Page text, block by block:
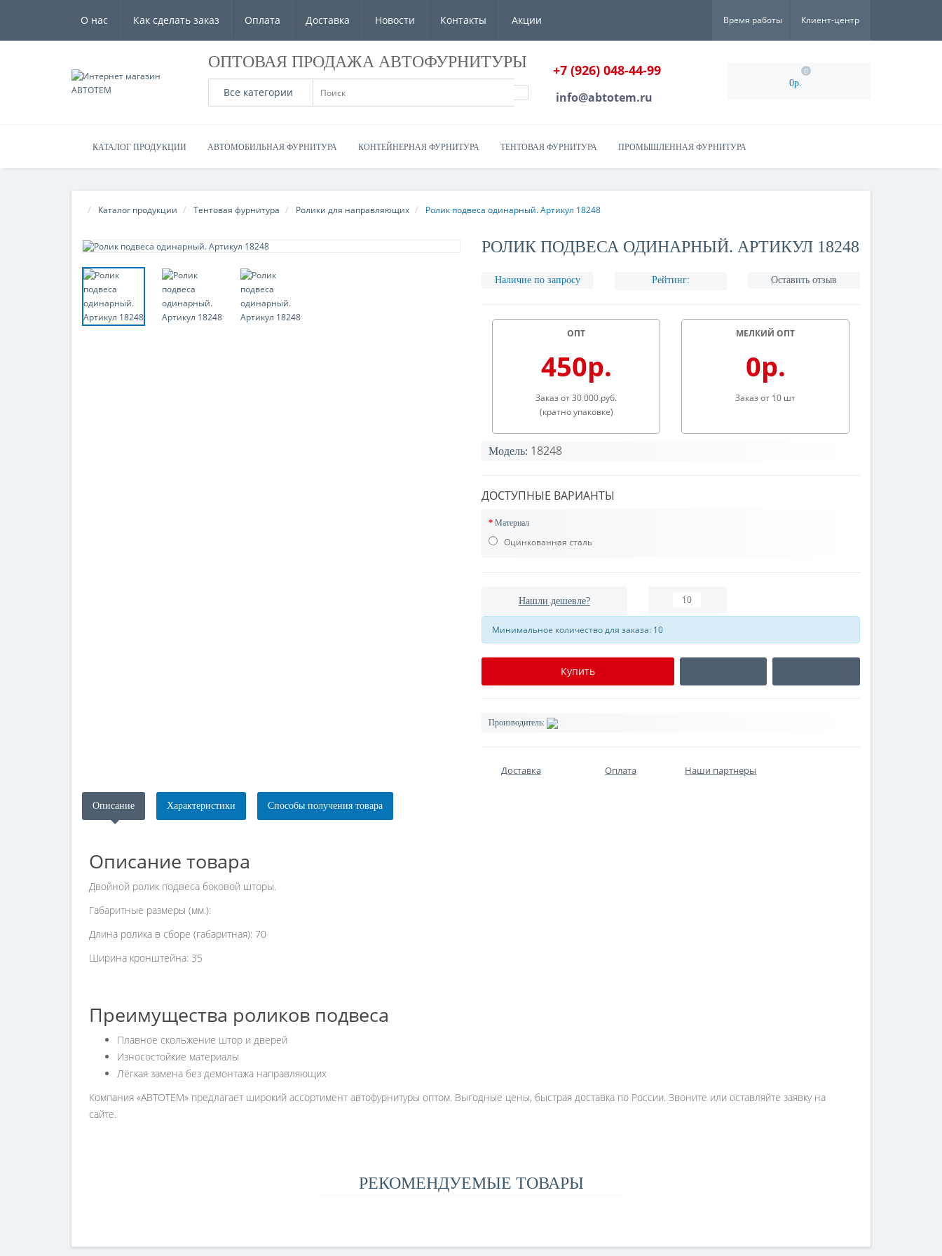
О нас Как сделать заказ Оплата Доставка Новости Контакты Акции Время работы Клиент-центр
ОПТОВАЯ ПРОДАЖА АВТОФУРНИТУРЫ
Все категории
+7 (926) 048-44-99
info@abtotem.ru
0р.
0
КАТАЛОГ ПРОДУКЦИИ АВТОМОБИЛЬНАЯ ФУРНИТУРА КОНТЕЙНЕРНАЯ ФУРНИТУРА ТЕНТОВАЯ ФУРНИТУРА ПРОМЫШЛЕННАЯ ФУРНИТУРА
Каталог продукции Тентовая фурнитура Ролики для направляющих Ролик подвеса одинарный. Артикул 18248
РОЛИК ПОДВЕСА ОДИНАРНЫЙ. АРТИКУЛ 18248
Наличие по запросу Рейтинг: Оставить отзыв
ОПТ
450р.
Заказ от 30 000 руб.
(кратно упаковке)
МЕЛКИЙ ОПТ
0р.
Заказ от 10 шт
Модель: 18248
ДОСТУПНЫЕ ВАРИАНТЫ
Материал
Оцинкованная сталь
Нашли дешевле?
Минимальное количество для заказа: 10
Купить
Производитель:
Доставка Оплата Наши партнеры
Описание Характеристики Способы получения товара
Описание товара
Двойной ролик подвеса боковой шторы.
Габаритные размеры (мм.):
Длина ролика в сборе (габаритная): 70
Ширина кронштейна: 35
Преимущества роликов подвеса
Плавное скольжение штор и дверей
Износостойкие материалы
Лёгкая замена без демонтажа направляющих
Компания «АВТОТЕМ» предлагает широкий ассортимент автофурнитуры оптом. Выгодные цены, быстрая доставка по России. Звоните или оставляйте заявку на
сайте.
РЕКОМЕНДУЕМЫЕ ТОВАРЫ